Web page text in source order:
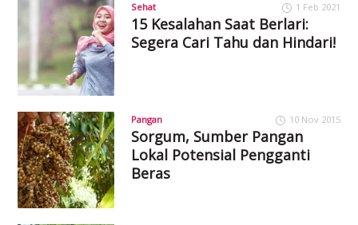
Sehat 1 Feb 2021
15 Kesalahan Saat Berlari:
Segera Cari Tahu dan Hindari!
Pangan 10 Nov 2015
Sorgum, Sumber Pangan
Lokal Potensial Pengganti
Beras